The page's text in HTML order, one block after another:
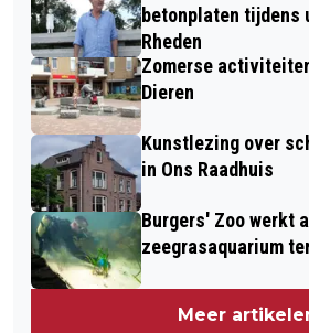
VERHALEN OP DE
betonplaten tijdens
Rheden
Zomerse
Dieren
Kunstlezing over
in Ons Raadhuis
Burgers' Zoo werkt
zeegrasaquarium
Meer